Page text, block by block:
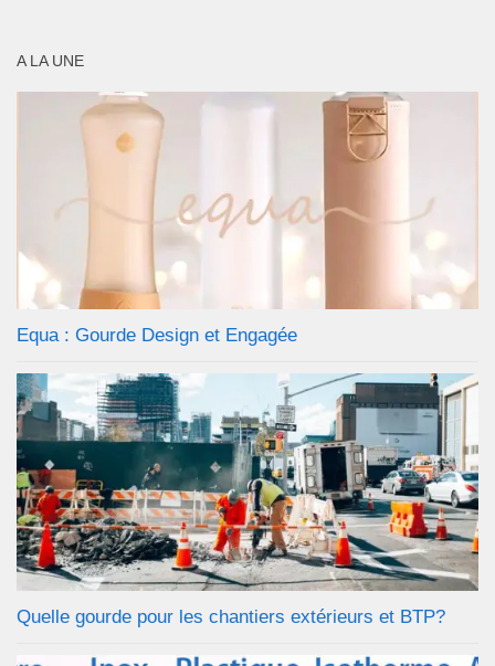
A LA UNE
Equa : Gourde Design et Engagée
Quelle gourde pour les chantiers extérieurs et BTP?